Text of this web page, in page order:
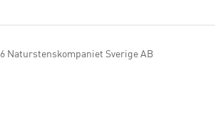
Naturstenskompaniet Sverige AB